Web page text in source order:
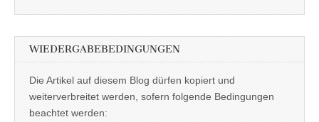
WIEDERGABEBEDINGUNGEN
Die Artikel auf diesem Blog dürfen kopiert und
weiterverbreitet werden, sofern folgende Bedingungen
beachtet werden: